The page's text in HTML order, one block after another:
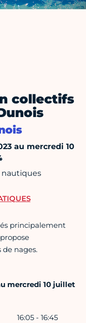
collectifs
au mercredi 10
nautiques
principalement
nages.
mercredi 10 juillet
16:05 - 16:45